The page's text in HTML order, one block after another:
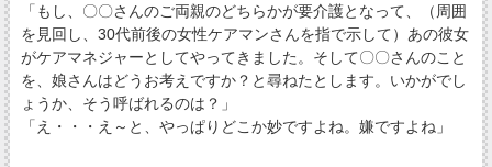
「もし、〇〇さんのご両親のどちらかが要介護となって、（周囲
を見回し、30代前後の女性ケアマンさんを指で示して）あの彼女
がケアマネジャーとしてやってきました。そして〇〇さんのこと
を、娘さんはどうお考えですか？と尋ねたとします。いかがでし
ょうか、そう呼ばれるのは？」
「え・・・え～と、やっぱりどこか妙ですよね。嫌ですよね」